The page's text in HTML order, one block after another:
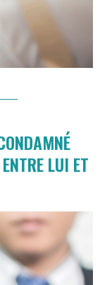
LUI ET